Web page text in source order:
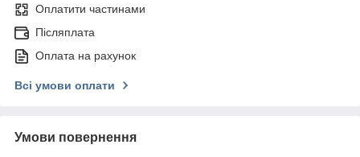
Оплатити частинами
Післяплата
Оплата на рахунок
Всі умови оплати
Умови повернення